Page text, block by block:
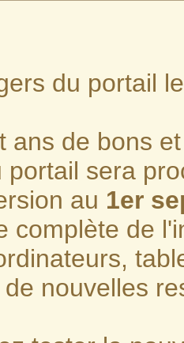
du portail
ans de bons
portail sera
au 1er
complète de
nouvelles